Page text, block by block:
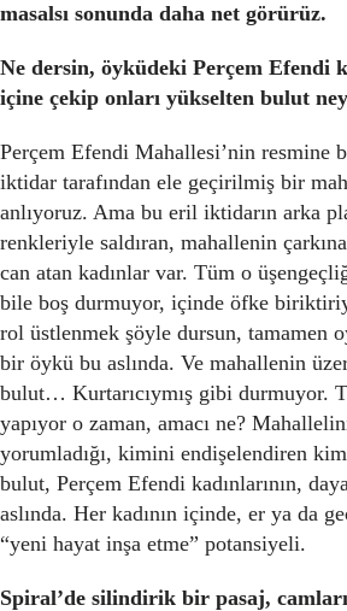
masalsı sonunda daha net görürüz.
Ne dersin, öyküdeki Perçem Efendi
içine çekip onları yükselten bulut
Perçem Efendi Mahallesi’nin resmine
iktidar tarafından ele geçirilmiş bir
anlıyoruz. Ama bu eril iktidarın arka
renkleriyle saldıran, mahallenin
can atan kadınlar var. Tüm o
bile boş durmuyor, içinde öfke
rol üstlenmek şöyle dursun, tamamen
bir öykü bu aslında. Ve mahallenin
bulut… Kurtarıcıymış gibi durmuyor.
yapıyor o zaman, amacı ne?
yorumladığı, kimini endişelendiren
bulut, Perçem Efendi kadınlarının,
aslında. Her kadının içinde, er ya da
“yeni hayat inşa etme” potansiyeli.
Spiral’de silindirik bir pasaj,